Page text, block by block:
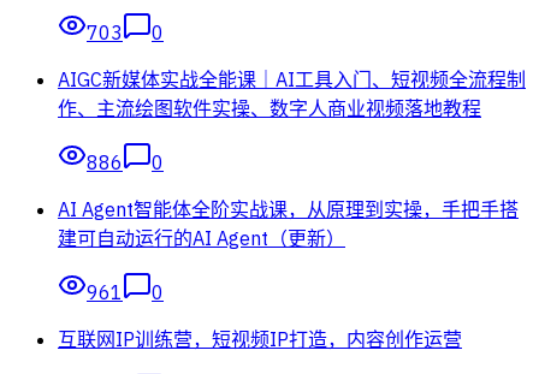
703
0
AIGC新媒体实战全能课｜AI工具入门、短视频全流程制
作、主流绘图软件实操、数字人商业视频落地教程
886
0
AI Agent智能体全阶实战课，从原理到实操，手把手搭
建可自动运行的AI Agent（更新）
961
0
互联网IP训练营，短视频IP打造，内容创作运营